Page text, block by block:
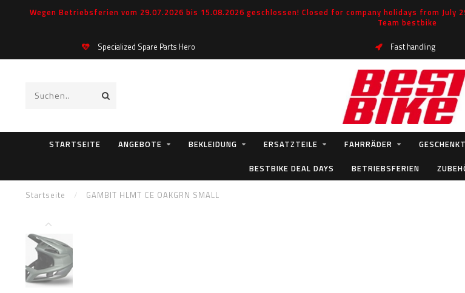
Wegen Betriebsferien vom 29.07.2026 bis 15.08.2026 geschlossen! Closed for company holidays from
Team bestbike
Specialized Spare Parts Hero Fast handling
STARTSEITE ANGEBOTE BEKLEIDUNG ERSATZTEILE FAHRRÄDER
BESTBIKE DEAL DAYS
BETRIEBSFERIEN
Startseite / GAMBIT HLMT CE OAKGRN SMALL